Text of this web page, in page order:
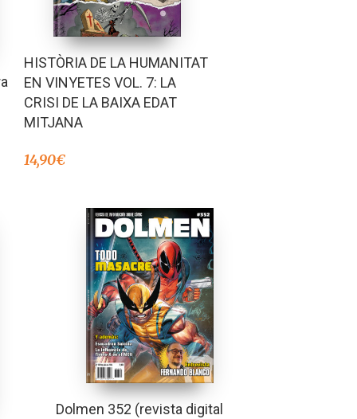
HISTÒRIA DE LA HUMANITAT
EN VINYETES VOL. 7: LA
CRISI DE LA BAIXA EDAT
MITJANA
14,90€
Dolmen 352 (revista digital